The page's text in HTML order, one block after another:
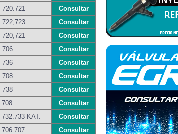
720.721
Consultar
722,723
Consultar
720,721
Consultar
706
Consultar
736
Consultar
708
Consultar
738
Consultar
708
Consultar
732.733 KAT.
Consultar
706.707
Consultar